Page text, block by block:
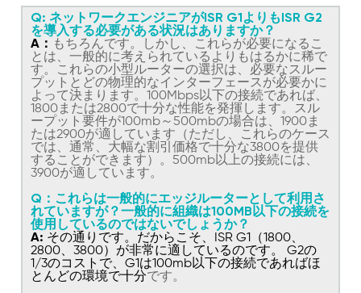
Q: ネットワークエンジニアがISR G1よりもISR G2
を導入する必要がある状況はありますか？
A： もちろんです。しかし、これらが必要になるこ
とは、一般的に考えられているよりもはるかに稀で
す。これらの小型ルーターの選択は、必要なスルー
プットとどの物理的なインターフェースが必要かに
よって決まります。100Mbps以下の接続であれば、
1800または2800で十分な性能を発揮します。スル
ープット要件が100mb～500mbの場合は、1900ま
たは2900が適しています（ただし、これらのケース
では、通常、大幅な割引価格で十分な3800を提供
することができます）。500mb以上の接続には、
3900が適しています。
Q：これらは一般的にエッジルーターとして利用さ
れていますが？一般的に組織は100MB以下の接続を
使用しているのではないでしょうか？
A: その通りです。だからこそ、ISR G1（1800、
2800、3800）が非常に適しているのです。 G2の
1/3のコストで、G1は100mb以下の接続であればほ
とんどの環境で十分です。